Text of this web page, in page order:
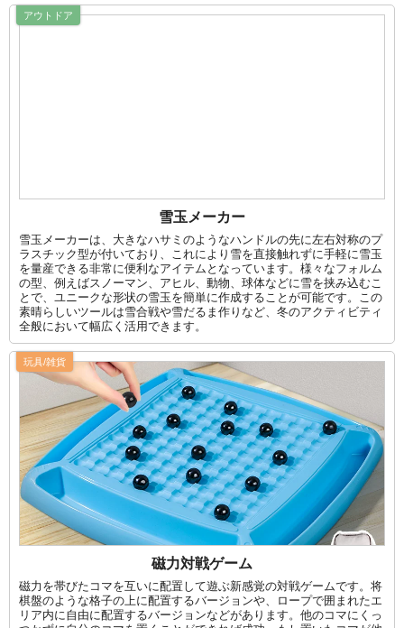
アウトドア
雪玉メーカー
雪玉メーカーは、大きなハサミのようなハンドルの先に左右対称のプ
ラスチック型が付いており、これにより雪を直接触れずに手軽に雪玉
を量産できる非常に便利なアイテムとなっています。様々なフォルム
の型、例えばスノーマン、アヒル、動物、球体などに雪を挟み込むこ
とで、ユニークな形状の雪玉を簡単に作成することが可能です。この
素晴らしいツールは雪合戦や雪だるま作りなど、冬のアクティビティ
全般において幅広く活用できます。
玩具/雑貨
磁力対戦ゲーム
磁力を帯びたコマを互いに配置して遊ぶ新感覚の対戦ゲームです。将
棋盤のような格子の上に配置するバージョンや、ロープで囲まれたエ
リア内に自由に配置するバージョンなどがあります。他のコマにくっ